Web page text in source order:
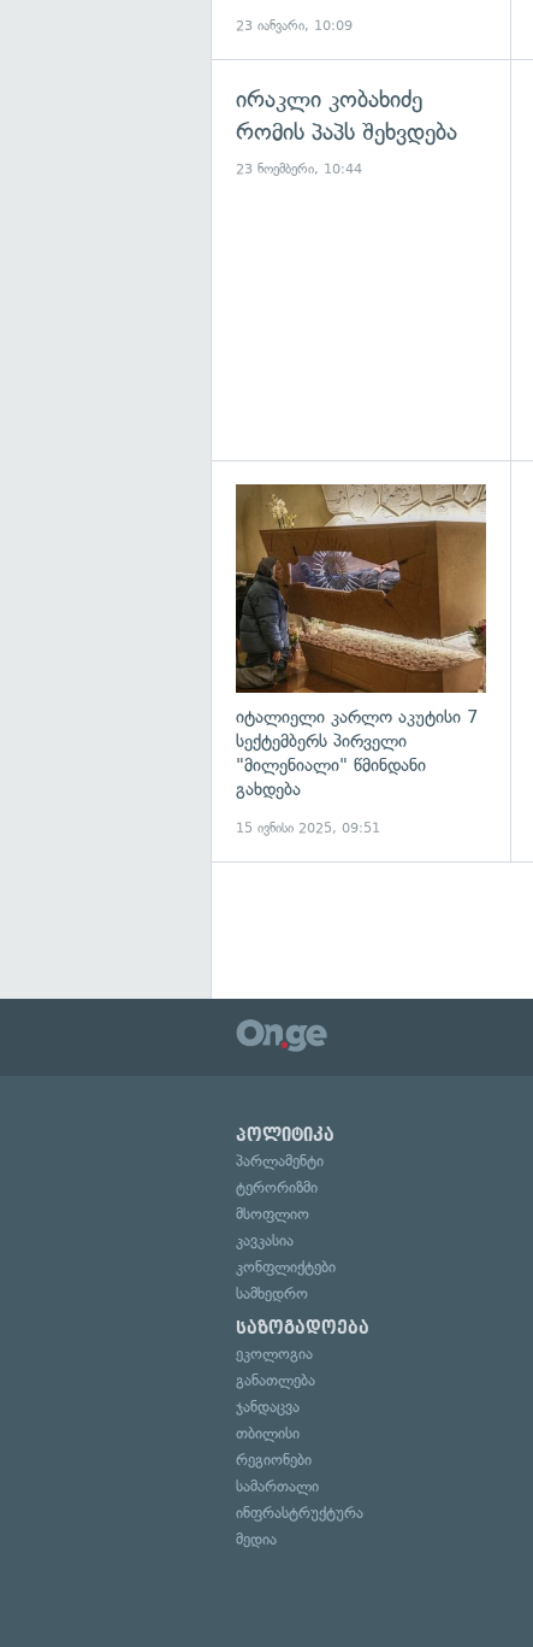
23 იანვარი, 10:09
ირაკლი კობახიძე
რომის პაპს შეხვდება
23 ნოემბერი, 10:44
იტალიელი კარლო აკუტისი 7
სექტემბერს პირველი
"მილენიალი" წმინდანი
გახდება
15 ივნისი 2025, 09:51
პოლიტიკა
პარლამენტი
ტერორიზმი
მსოფლიო
კავკასია
კონფლიქტები
სამხედრო
საზოგადოება
ეკოლოგია
განათლება
ჯანდაცვა
თბილისი
რეგიონები
სამართალი
ინფრასტრუქტურა
მედია